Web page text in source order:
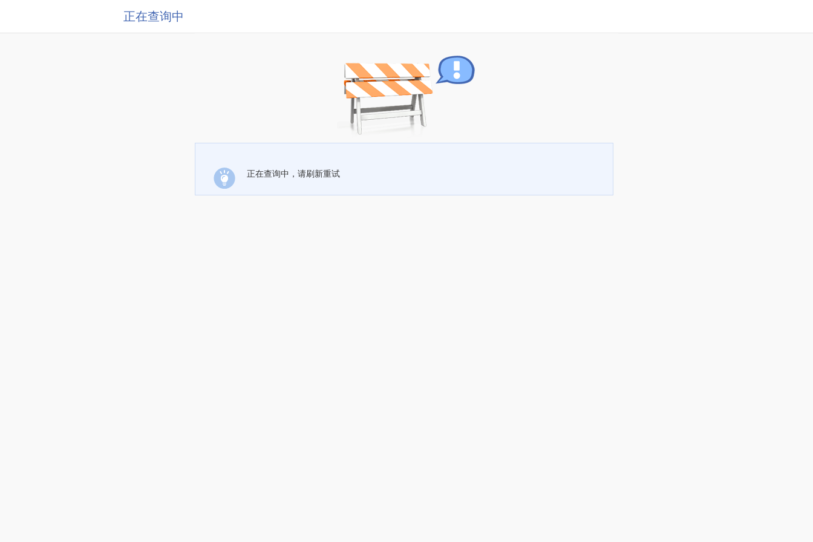
正在查询中
正在查询中，请刷新重试